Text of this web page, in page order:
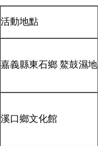
活動地點
嘉義縣東石鄉 鰲鼓濕地
溪口鄉文化館